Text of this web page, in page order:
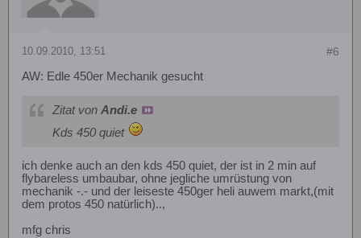
#6
10.09.2010, 13:51
AW: Edle 450er Mechanik gesucht
Zitat von Andi.e
Kds 450 quiet
ich denke auch an den kds 450 quiet, der ist in 2 min auf
flybareless umbaubar, ohne jegliche umrüstung von
mechanik -.- und der leiseste 450ger heli auwem markt,(mit
dem protos 450 natürlich)..,
mfg chris